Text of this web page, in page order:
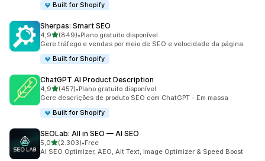
Built for Shopify
Sherpas: Smart SEO
4,9de 5 estrelas
(849)
849 total de avaliações
•Plano gratuito disponível
Gere tráfego e vendas por meio de SEO e velocidade da página.
Built for Shopify
ChatGPT AI Product Description
4,9de 5 estrelas
(457)
457 total de avaliações
•Plano gratuito disponível
Gere descrições de produto SEO com ChatGPT - Em massa
Built for Shopify
SEOLab: All in SEO — AI SEO
5,0de 5 estrelas
(2.303)
2303 total de avaliações
•Free
AI SEO Optimizer, AEO, Alt Text, Image Optimizer & Speed Boost